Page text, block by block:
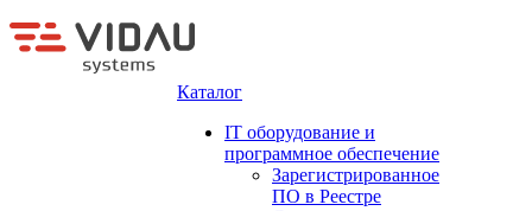
Каталог
IT оборудование и
программное обеспечение
Зарегистрированное
ПО в Реестре